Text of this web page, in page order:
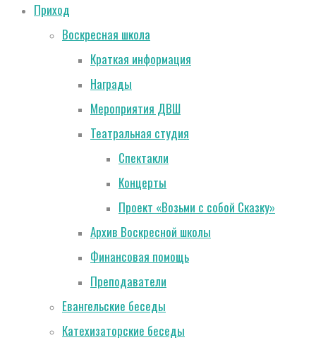
Приход
Воскресная школа
Краткая информация
Награды
Мероприятия ДВШ
Театральная студия
Спектакли
Концерты
Проект «Возьми с собой Сказку»
Архив Воскресной школы
Финансовая помощь
Преподаватели
Евангельские беседы
Катехизаторские беседы